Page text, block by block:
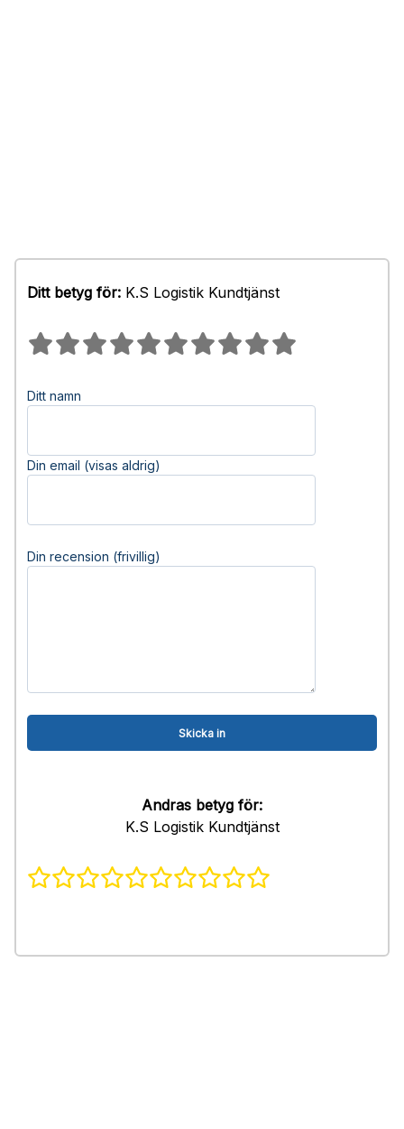
Ditt betyg för: K.S Logistik Kundtjänst
Ditt namn
Din email (visas aldrig)
Din recension (frivillig)
Andras betyg för:
K.S Logistik Kundtjänst